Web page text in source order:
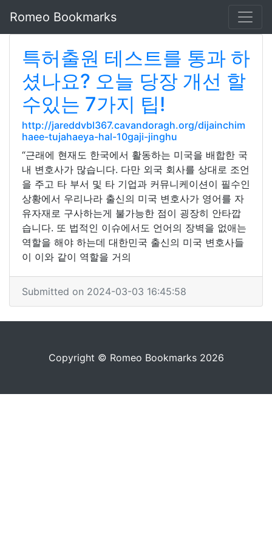
Romeo Bookmarks
특허출원 테스트를 통과 하
셨나요? 오늘 당장 개선 할
수있는 7가지 팁!
http://jareddvbl367.cavandoragh.org/dijainchim
haee-tujahaeya-hal-10gaji-jinghu
“근래에 현재도 한국에서 활동하는 미국을 배합한 국
내 변호사가 많습니다. 다만 외국 회사를 상대로 조언
을 주고 타 부서 및 타 기업과 커뮤니케이션이 필수인
상황에서 우리나라 출신의 미국 변호사가 영어를 자
유자재로 구사하는게 불가능한 점이 굉장히 안타깝
습니다. 또 법적인 이슈에서도 언어의 장벽을 없애는
역할을 해야 하는데 대한민국 출신의 미국 변호사들
이 이와 같이 역할을 거의
Submitted on 2024-03-03 16:45:58
Copyright © Romeo Bookmarks 2026